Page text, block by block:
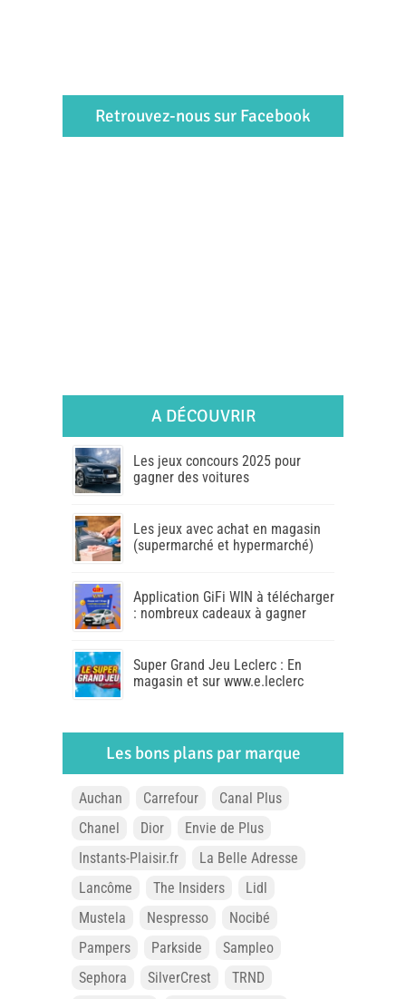
Retrouvez-nous sur Facebook
A DÉCOUVRIR
Les jeux concours 2025 pour
gagner des voitures
Les jeux avec achat en magasin
(supermarché et hypermarché)
Application GiFi WIN à télécharger
: nombreux cadeaux à gagner
Super Grand Jeu Leclerc : En
magasin et sur www.e.leclerc
Les bons plans par marque
Auchan Carrefour
Canal Plus
Chanel
Dior
Envie de Plus
Instants-Plaisir.fr
La Belle Adresse
Lancôme
The Insiders
Lidl
Mustela
Nespresso
Nocibé
Pampers
Parkside
Sampleo
Sephora
SilverCrest TRND